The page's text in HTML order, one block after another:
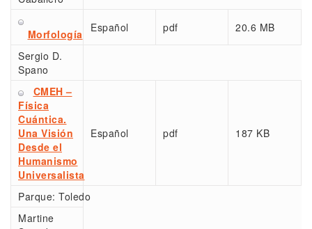
Morfología Español pdf 20.6 MB
Sergio D.
Spano
CMEH –
Física
Cuántica.
Una Visión
Desde el
Humanismo
Universalista
Español pdf 187 KB
Parque: Toledo
Martine